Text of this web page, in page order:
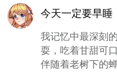
今天一定要早睡
我记忆中最深刻
耍，吃着甘甜可
伴随着老树下的